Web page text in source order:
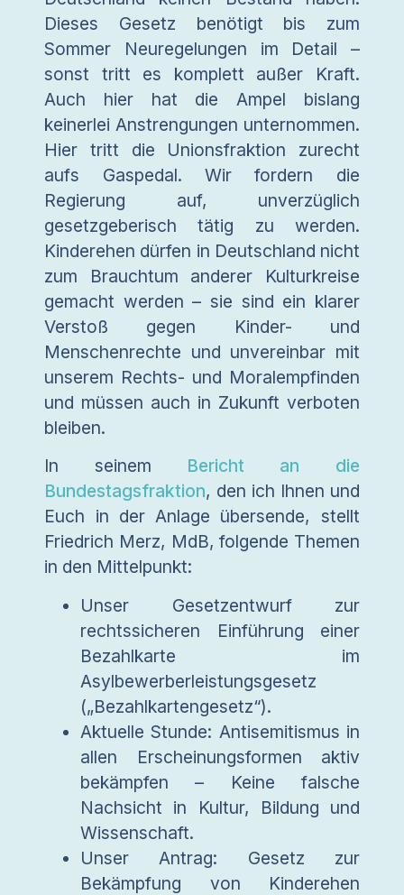
Dieses Gesetz benötigt bis zum
Sommer Neuregelungen im Detail –
sonst tritt es komplett außer Kraft.
Auch hier hat die Ampel bislang
keinerlei Anstrengungen unternommen.
Hier tritt die Unionsfraktion zurecht
aufs Gaspedal. Wir fordern die
Regierung auf, unverzüglich
gesetzgeberisch tätig zu werden.
Kinderehen dürfen in Deutschland nicht
zum Brauchtum anderer Kulturkreise
gemacht werden – sie sind ein klarer
Verstoß gegen Kinder- und
Menschenrechte und unvereinbar mit
unserem Rechts- und Moralempfinden
und müssen auch in Zukunft verboten
bleiben.
In seinem Bericht an die
Bundestagsfraktion, den ich Ihnen und
Euch in der Anlage übersende, stellt
Friedrich Merz, MdB, folgende Themen
in den Mittelpunkt:
Unser Gesetzentwurf zur
rechtssicheren Einführung einer
Bezahlkarte im
Asylbewerberleistungsgesetz
(„Bezahlkartengesetz“).
Aktuelle Stunde: Antisemitismus in
allen Erscheinungsformen aktiv
bekämpfen – Keine falsche
Nachsicht in Kultur, Bildung und
Wissenschaft.
Unser Antrag: Gesetz zur
Bekämpfung von Kinderehen